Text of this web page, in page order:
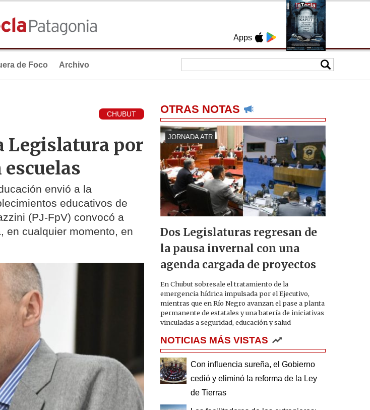
Apps
de Foco Archivo
CHUBUT
Legislatura por
envió a la
educativos de
(PJ-FpV) convocó a
en cualquier momento, en
OTRAS NOTAS
JORNADA ATR
Dos Legislaturas regresan de
la pausa invernal con una
agenda cargada de proyectos
En Chubut sobresale el tratamiento de la
emergencia hídrica impulsada por el Ejecutivo,
mientras que en Río Negro avanzan el pase a planta
permanente de estatales y una batería de iniciativas
vinculadas a seguridad, educación y salud
NOTICIAS MÁS VISTAS
Con influencia sureña, el Gobierno
cedió y eliminó la reforma de la Ley
de Tierras